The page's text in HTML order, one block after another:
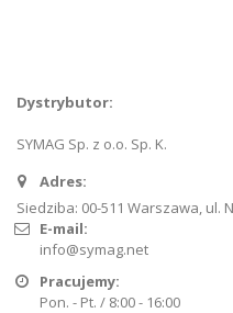
Dystrybutor:
SYMAG Sp. z o.o. Sp. K.
Adres:
Siedziba: 00-511 Warszawa, ul.
E-mail:
info@symag.net
Pracujemy:
Pon. - Pt. / 8:00 - 16:00